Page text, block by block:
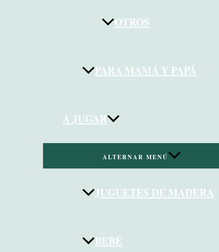
OTROS
PARA MAMÁ Y PAPÁ
A JUGAR
ALTERNAR MENÚ
JUGUETES DE MADERA
BEBÉ